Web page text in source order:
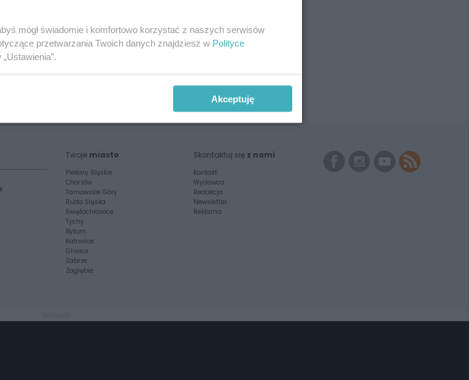
Twoje miasto
Piekary Śląskie
Chorzów
Tarnowskie Góry
Ruda Śląska
Świętochłowice
Tychy
Bytom
Katowice
Gliwice
Zabrze
Zagłębie
Skontaktuj się z nami
Kontakt
Wydawca
Redakcja
Newsletter
Reklama
mógł świadomie i komfortowo korzystać z naszych serwisów
przetwarzania Twoich danych znajdziesz w Polityce
Akceptuję